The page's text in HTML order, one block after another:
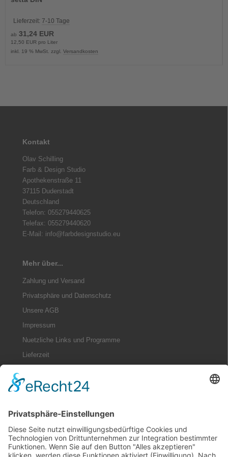
Lieferzeit: 7-10 Tage
ab 31,24 EUR
12,50 EUR pro Liter
inkl. 19 % MwSt. zzgl. Versandkosten
Kontakt
Olav Schilling
Farb & Design Studio
Apothekenstraße 11
37115 Duderstadt
Deutschland
Telefon: 055279440625
Telefax: 055279440620
E-Mail: info@farbdesignstudio.eu
Mehr über...
Zahlung und Versand
Privatsphäre und Datenschutz
Unsere AGB
Impressum
Nuetzliche Links und Programme
Lieferzeit
Sitemap
Nuetzliche Informationen zu Farben
Farbtonkarten